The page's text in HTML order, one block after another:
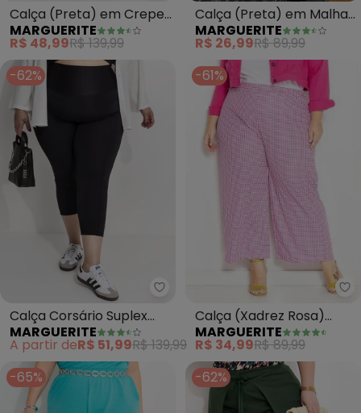
Calça (Preta) em Crepe
Plano
MARGUERITE
R$ 48,99R$ 139,99
Calça (Preta) em Malha
Cirrê
MARGUERITE
R$ 26,99R$ 89,99
-62%
Marguerite - Calça Corsário
Calça Corsário Suplex
Cintura Alta (Preta)
MARGUERITE
A partir deR$ 51,99R$ 139,99
-61%
Calça (Xadrez Rosa)
Cropped Plus Size
MARGUERITE
R$ 34,99R$ 89,99
-65%
-62%